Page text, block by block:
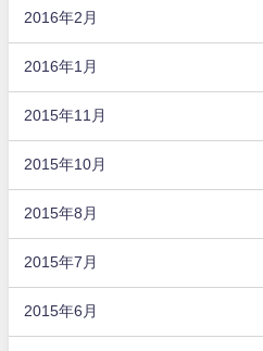
2016年2月
2016年1月
2015年11月
2015年10月
2015年8月
2015年7月
2015年6月